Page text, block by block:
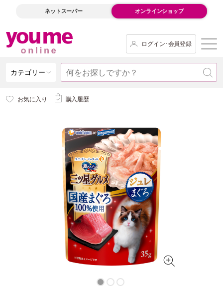
ネットスーパー オンラインショップ
ログイン･会員登録
カテゴリー
お気に入り 購入履歴